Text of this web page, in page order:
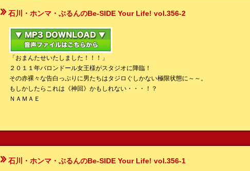
石川・ホンマ・ぶるんのBe-SIDE Your Life! vol.356-2
「おまんたせいたしました！！！」
２０１１年バロンドール女王様がスタジオに降臨！
その赤裸々な告白っぷりに男たちはタジロぐしかない極限状態に～～。
もしかしたらこれは《神回》かもしれない・・・！？
ＮＡＭＡＥ
石川・ホンマ・ぶるんのBe-SIDE Your Life! vol.356-1